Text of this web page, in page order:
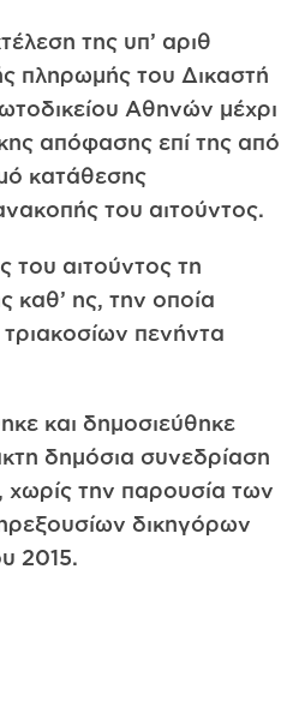
της υπ’ αριθ
πληρωμής του Δικαστή
Αθηνών μέχρι
απόφασης επί της από
κατάθεσης
του αιτούντος.
αιτούντος τη
καθ’ ης, την οποία
πενήντα
και δημοσιεύθηκε
δημόσια συνεδρίαση
χωρίς την παρουσία των
δικηγόρων
2015.